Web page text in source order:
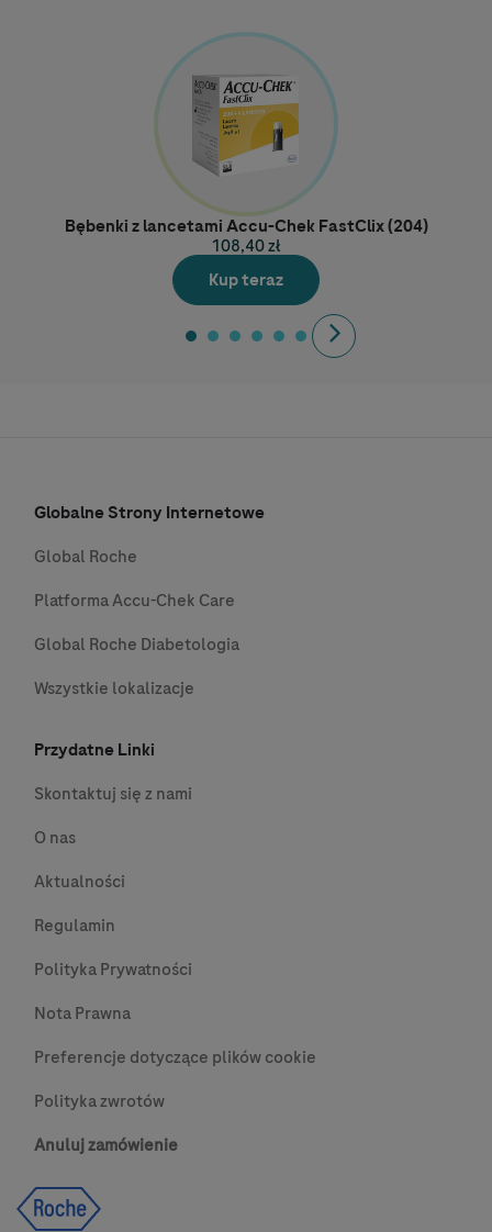
Bębenki z lancetami Accu-Chek FastClix (204)
108,40 zł
Kup teraz
Next
Globalne Strony Internetowe
Global Roche
Platforma Accu-Chek Care
Global Roche Diabetologia
Wszystkie lokalizacje
Przydatne Linki
Skontaktuj się z nami
O nas
Aktualności
Regulamin
Polityka Prywatności
Nota Prawna
Preferencje dotyczące plików cookie
Polityka zwrotów
Anuluj zamówienie